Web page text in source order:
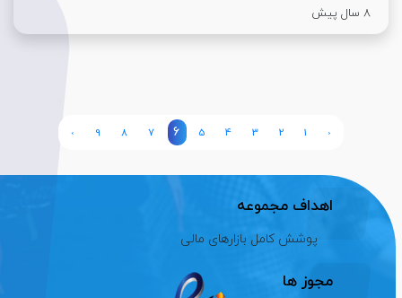
8 سال پیش
‹
1
2
3
4
5
6
7
8
9
›
اهداف مجموعه
پوشش کامل بازارهای مالی
مجوز ها